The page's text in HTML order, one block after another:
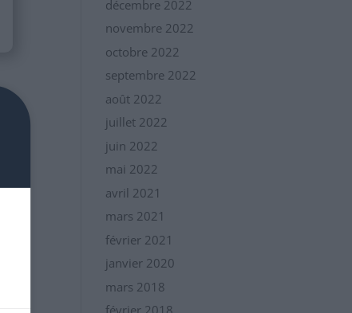
décembre 2022
novembre 2022
octobre 2022
septembre 2022
août 2022
juillet 2022
juin 2022
mai 2022
avril 2021
mars 2021
février 2021
janvier 2020
mars 2018
février 2018